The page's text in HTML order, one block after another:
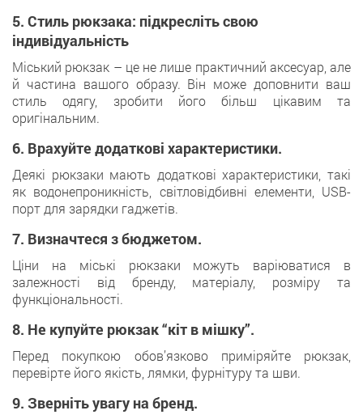
5. Стиль рюкзака: підкресліть свою
індивідуальність
Міський рюкзак – це не лише практичний аксесуар, але
й частина вашого образу. Він може доповнити ваш
стиль одягу, зробити його більш цікавим та
оригінальним.
6. Врахуйте додаткові характеристики.
Деякі рюкзаки мають додаткові характеристики, такі
як водонепроникність, світловідбивні елементи, USB-
порт для зарядки гаджетів.
7. Визначтеся з бюджетом.
Ціни на міські рюкзаки можуть варіюватися в
залежності від бренду, матеріалу, розміру та
функціональності.
8. Не купуйте рюкзак “кіт в мішку”.
Перед покупкою обов’язково приміряйте рюкзак,
перевірте його якість, лямки, фурнітуру та шви.
9. Зверніть увагу на бренд.